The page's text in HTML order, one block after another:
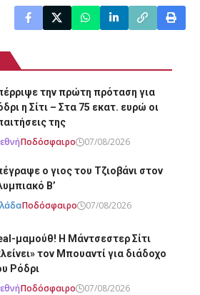
την πρώτη πρόταση για
η Σίτι – Στα 75 εκατ. ευρώ οι
της
Ποδόσφαιρο 07/08/2026
ο γιος του Τζιοβάνι στον
Β’
Ποδόσφαιρο 07/08/2026
μαμούθ! Η Μάντσεστερ Σίτι
τον Μπουαντί για διάδοχο
Ρόδρι
Ποδόσφαιρο 07/08/2026